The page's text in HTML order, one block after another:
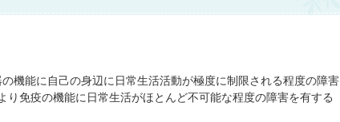
の機能に自己の身辺に日常生活活動が極度に制限される程度の障害
り免疫の機能に日常生活がほとんど不可能な程度の障害を有する